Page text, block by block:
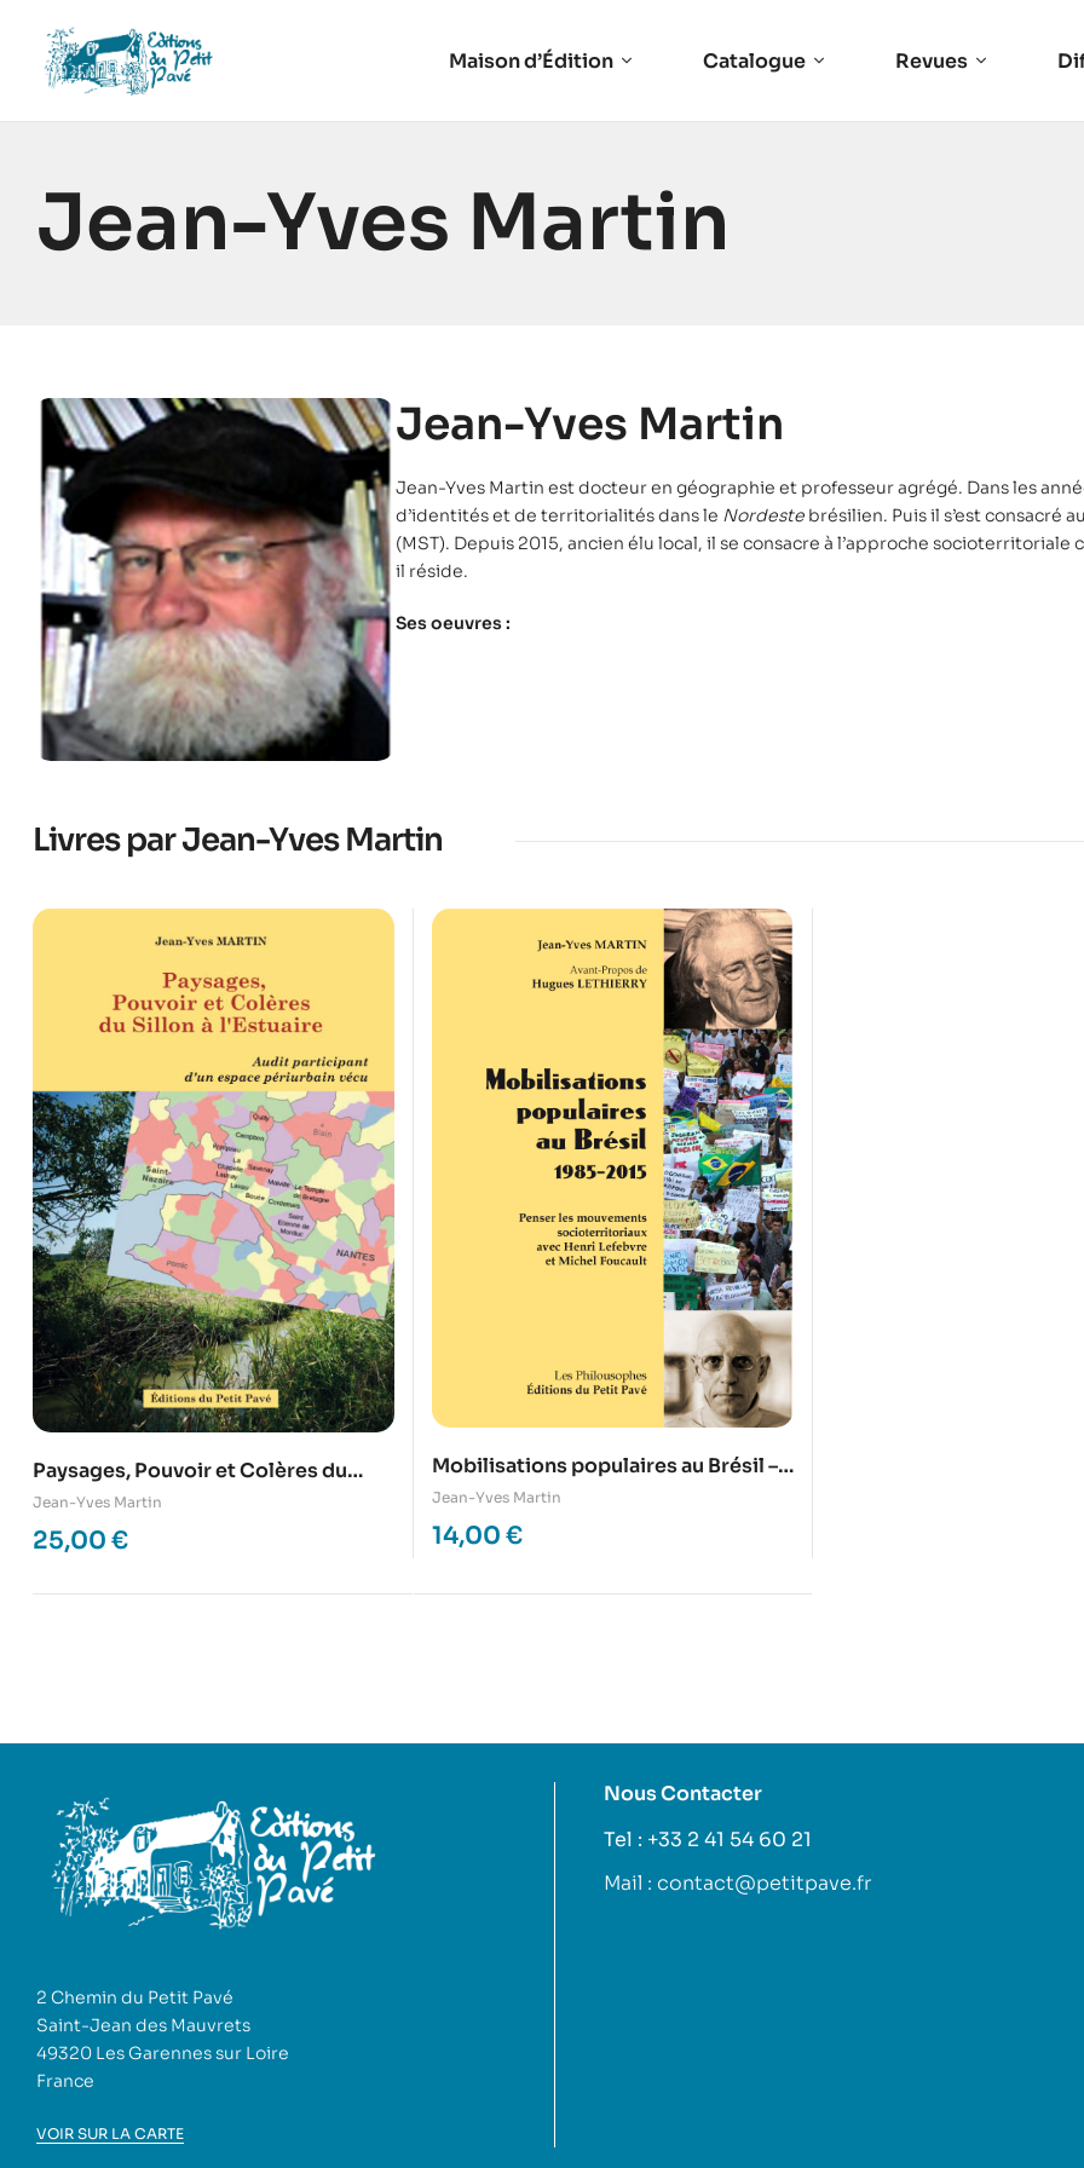
Maison d’Édition Catalogue Revues
Jean-Yves Martin
Jean-Yves Martin
Jean-Yves Martin est docteur en géographie et professeur agrégé. Dans les
d’identités et de territorialités dans le Nordeste brésilien. Puis il s’est consacré
(MST). Depuis 2015, ancien élu local, il se consacre à l’approche
il réside.
Ses oeuvres :
Livres par Jean-Yves Martin
Paysages, Pouvoir et Colères du
Sillon à l’Estuaire
Jean-Yves Martin
25,00 €
Mobilisations populaires au Brésil –
1985 -2015
Jean-Yves Martin
14,00 €
2 Chemin du Petit Pavé
Saint-Jean des Mauvrets
49320 Les Garennes sur Loire
France
VOIR SUR LA CARTE
Nous Contacter
Tel : +33 2 41 54 60 21
Mail : contact@petitpave.fr